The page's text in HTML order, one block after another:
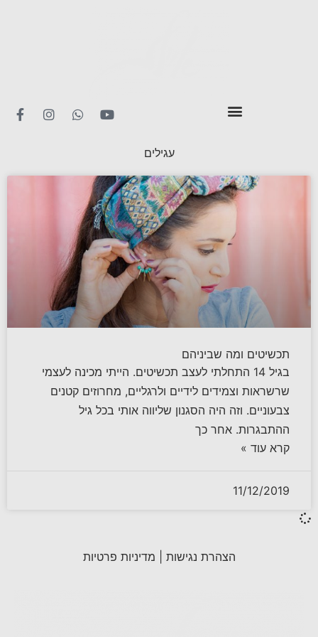
עגילים
תכשיטים ומה שביניהם
בגיל 14 התחלתי לעצב תכשיטים. הייתי מכינה לעצמי
שרשראות וצמידים לידיים ולרגליים, מחרוזים קטנים
צבעוניים. וזה היה הסגנון שליווה אותי בכל גיל
ההתבגרות. אחר כך
קרא עוד »
11/12/2019
הצהרת נגישות מדיניות פרטיות